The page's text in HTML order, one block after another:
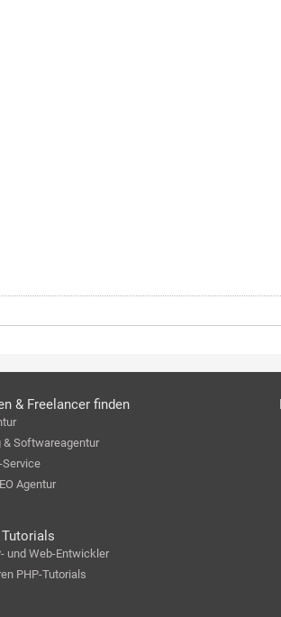
& Freelancer finden
Softwareagentur
Agentur
Tutorials
und Web-Entwickler
PHP-Tutorials